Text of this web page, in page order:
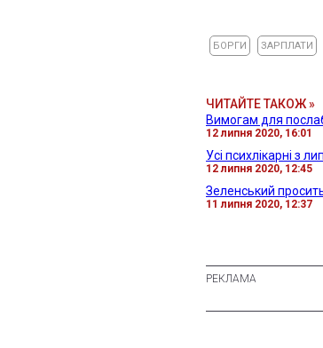
БОРГИ ЗАРПЛАТИ
ЧИТАЙТЕ ТАКОЖ »
Вимогам для
12 липня 2020, 16:01
Усі психлікарні з
12 липня 2020, 12:45
Зеленський
11 липня 2020, 12:37